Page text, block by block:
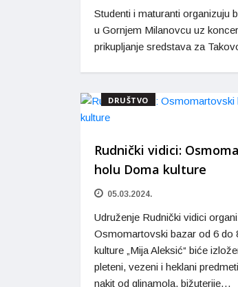
Studenti i maturanti organizuju
u Gornjem Milanovcu uz
prikupljanje sredstava za
DRUŠTVO
Rudnički vidici:
holu Doma kulture
05.03.2024.
Udruženje Rudnički vidici
Osmomartovski bazar od 6 do
kulture „Mija Aleksić“ biće
pleteni, vezeni i heklani
nakit od glinamola, bižuterije…